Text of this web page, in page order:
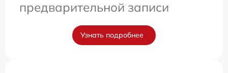
предварительной записи
Узнать подробнее